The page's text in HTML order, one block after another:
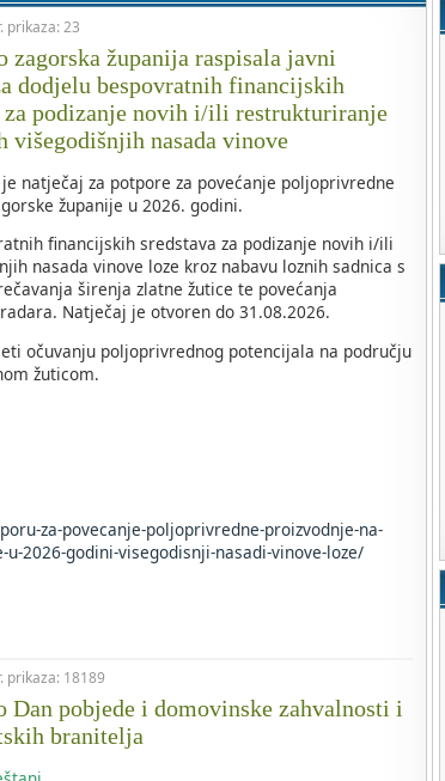
prikaza: 23
zagorska županija raspisala javni
dodjelu bespovratnih financijskih
za podizanje novih i/ili restrukturiranje
višegodišnjih nasada vinove
natječaj za potpore za povećanje poljoprivredne
županije u 2026. godini.
financijskih sredstava za podizanje novih i/ili
nasada vinove loze kroz nabavu loznih sadnica s
širenja zlatne žutice te povećanja
Natječaj je otvoren do 31.08.2026.
očuvanju poljoprivrednog potencijala na području
žuticom.
za-povecanje-poljoprivredne-proizvodnje-na-
2026-godini-visegodisnji-nasadi-vinove-loze/
prikaza: 18189
Dan pobjede i domovinske zahvalnosti i
branitelja